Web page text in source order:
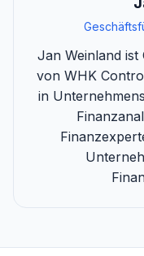
Jan Weinland
von WHK
in